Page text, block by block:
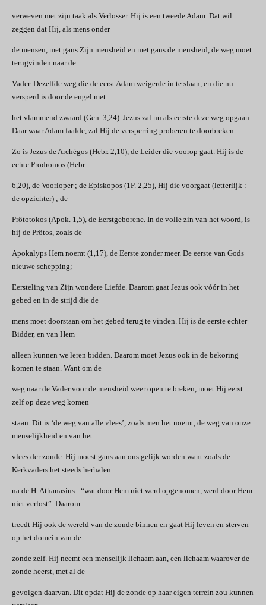
verweven met zijn taak als Verlosser. Hij is een tweede Adam. Dat wil
zeggen dat Hij, als mens onder
de mensen, met gans Zijn mensheid en met gans de mensheid, de weg moet
terugvinden naar de
Vader. Dezelfde weg die de eerst Adam weigerde in te slaan, en die nu
versperd is door de engel met
het vlammend zwaard (Gen. 3,24). Jezus zal nu als eerste deze weg opgaan.
Daar waar Adam faalde, zal Hij de versperring proberen te doorbreken.
Zo is Jezus de Archègos (Hebr. 2,10), de Leider die voorop gaat. Hij is de
echte Prodromos (Hebr.
6,20), de Voorloper ; de Episkopos (1P. 2,25), Hij die voorgaat (letterlijk :
de opzichter) ; de
Prôtotokos (Apok. 1,5), de Eerstgeborene. In de volle zin van het woord, is
hij de Prôtos, zoals de
Apokalyps Hem noemt (1,17), de Eerste zonder meer. De eerste van Gods
nieuwe schepping;
Eersteling van Zijn wondere Liefde. Daarom gaat Jezus ook vóór in het
gebed en in de strijd die de
mens moet doorstaan om het gebed terug te vinden. Hij is de eerste echter
Bidder, en van Hem
alleen kunnen we leren bidden. Daarom moet Jezus ook in de bekoring
komen te staan. Want om de
weg naar de Vader voor de mensheid weer open te breken, moet Hij eerst
zelf op deze weg komen
staan. Dit is ‘de weg van alle vlees’, zoals men het noemt, de weg van onze
menselijkheid en van het
vlees der zonde. Hij moest gans aan ons gelijk worden want zoals de
Kerkvaders het steeds herhalen
na de H. Athanasius : “wat door Hem niet werd opgenomen, werd door Hem
niet verlost”. Daarom
treedt Hij ook de wereld van de zonde binnen en gaat Hij leven en sterven
op het domein van de
zonde zelf. Hij neemt een menselijk lichaam aan, een lichaam waarover de
zonde heerst, met al de
gevolgen daarvan. Dit opdat Hij de zonde op haar eigen terrein zou kunnen